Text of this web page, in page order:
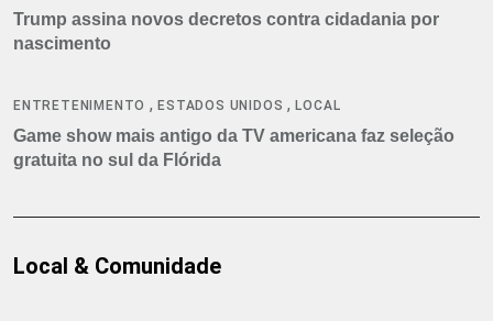
Trump assina novos decretos contra cidadania por
nascimento
ENTRETENIMENTO ,ESTADOS UNIDOS ,LOCAL
Game show mais antigo da TV americana faz seleção
gratuita no sul da Flórida
Local & Comunidade